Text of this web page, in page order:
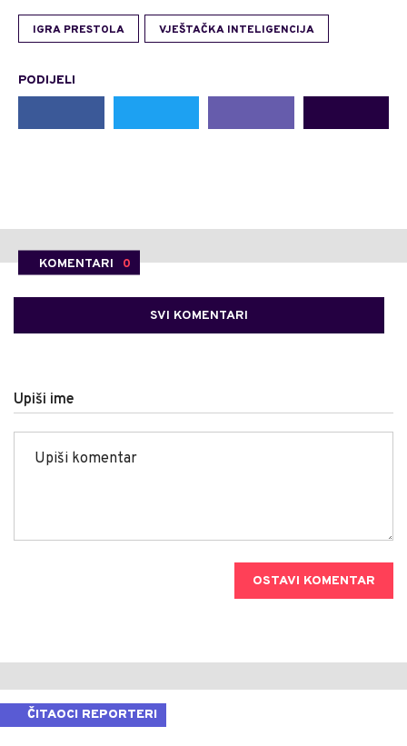
IGRA PRESTOLA VJEŠTAČKA INTELIGENCIJA
PODIJELI
KOMENTARI 0
SVI KOMENTARI
Upiši ime
OSTAVI KOMENTAR
ČITAOCI REPORTERI